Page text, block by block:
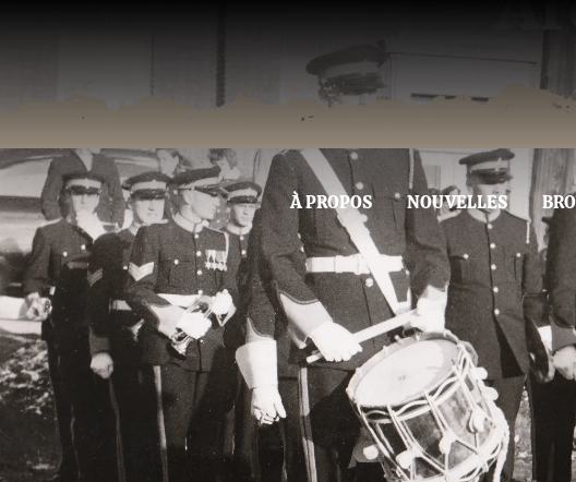
À PROPOS NOUVELLES